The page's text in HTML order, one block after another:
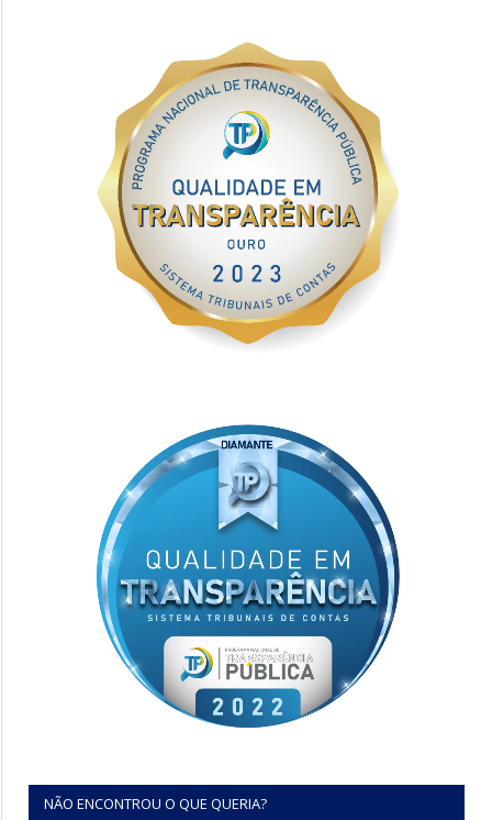
NÃO ENCONTROU O QUE QUERIA?